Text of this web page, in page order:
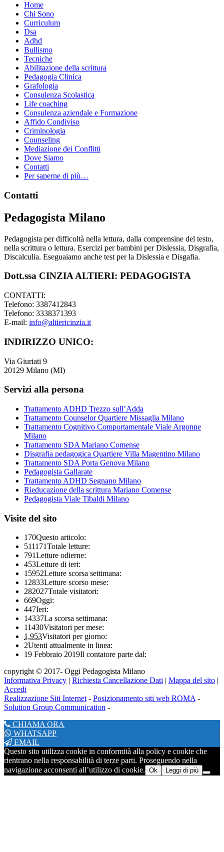
Home
Chi Sono
Curriculum
Dsa
Adhd
Bullismo
Tecniche
Abilitazione della scrittura
Pedagogia Clinica
Grafologia
Consulenza Scolastica
Life coaching
Consulenza aziendale e Formazione
Affido Condiviso
Criminologia
Counseling
Mediazione dei Conflitti
Dove Siamo
Contatti
Per saperne di più…
Footer
Contatti
Pedagogista Milano
Pedagogista per difficoltà nella lettura, dalla comprensine del testo,
nella scrittura o lettura. Esercizi per bambini per Dislessia, Disgrafia,
Discalculia. Eseguaiamo anche test per la Dislessia e Disgafia.
Dott.ssa CINZIA ALTIERI: PEDAGOGISTA
CONTATTI:
Telefono: 3387412843
Telefono: 3338371393
E-mail: info@altiericinzia.it
INDIRIZZO UNICO:
Via Giuriati 9
20129 Milano (MI)
Servizi alla persona
Trattamento ADHD Trezzo sull’Adda
Trattamento Counselor Quartiere Missaglia Milano
Trattamento Cognitivo Comportamentale Viale Argonne
Milano
Trattamento SDA Mariano Comense
Disgrafia pedagogica Quartiere Villa Magentino Milano
Trattamento SDA Porta Genova Milano
Pedagogista Gallarate
Trattamento ADHD Segnano Milano
Rieducazione della scrittura Mariano Comense
Pedagogista Viale Tibaldi Milano
Visite del sito
170Questo articolo:
511171Totale letture:
791Letture odierne:
453Letture di ieri:
15952Letture scorsa settimana:
12833Letture scorso mese:
282027Totale visitatori:
669Oggi:
447Ieri:
14337La scorsa settimana:
11430Visitatori per mese:
1,953Visitatori per giorno:
2Utenti attualmente in linea:
19 Febbraio 2019Il contatore parte dal:
copyright © 2017- Oggi Pedagogista Milano
Informativa Privacy | Richiesta Cancellazione Dati | Mappa del sito |
Accedi
Realizzazione Siti Internet- Posizionamento siti web ROMA-
Solution Group Communication -
CHIAMA ORA
WHATSAPP
EMAIL
Questo sito utilizza cookie in conformità alla policy e cookie che
rientrano nella responsabilità di terze parti. Proseguendo nella
navigazione acconsenti all’utilizzo di cookie. Ok Leggi di più